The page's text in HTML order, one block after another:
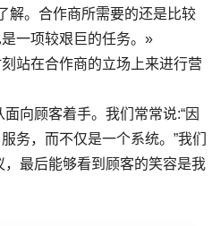
解。合作商所需要的还是比较
一项较艰巨的任务。»
站在合作商的立场上来进行营
向顾客着手。我们常常说:“因
务，而不仅是一个系统。”我们
最后能够看到顾客的笑容是我